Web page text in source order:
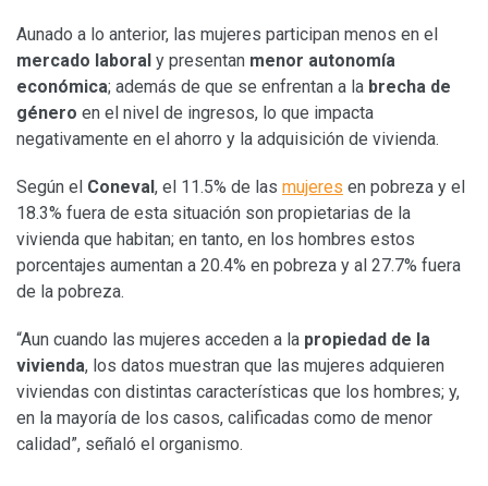
Aunado a lo anterior, las mujeres participan menos en el
mercado laboral y presentan menor autonomía
económica; además de que se enfrentan a la brecha de
género en el nivel de ingresos, lo que impacta
negativamente en el ahorro y la adquisición de vivienda.
Según el Coneval, el 11.5% de las mujeres en pobreza y el
18.3% fuera de esta situación son propietarias de la
vivienda que habitan; en tanto, en los hombres estos
porcentajes aumentan a 20.4% en pobreza y al 27.7% fuera
de la pobreza.
“Aun cuando las mujeres acceden a la propiedad de la
vivienda, los datos muestran que las mujeres adquieren
viviendas con distintas características que los hombres; y,
en la mayoría de los casos, calificadas como de menor
calidad”, señaló el organismo.